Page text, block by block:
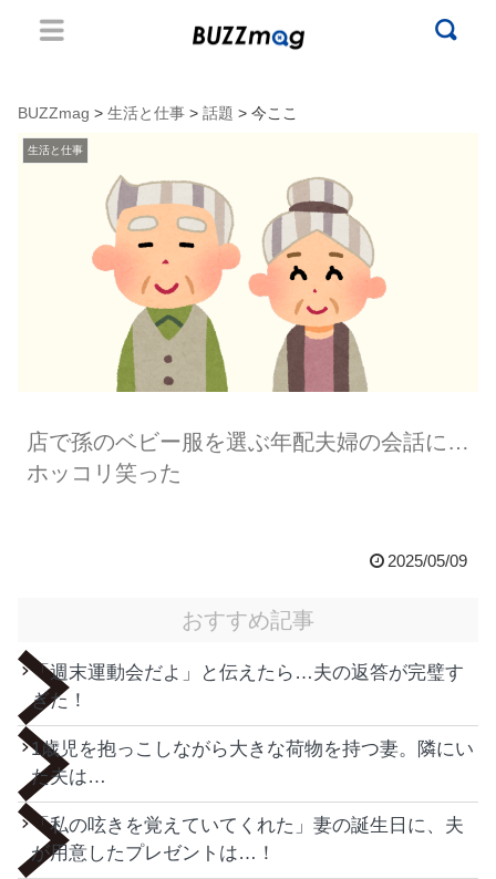
BUZZmag > 生活と仕事 > 話題 > 今ここ
生活と仕事
店で孫のベビー服を選ぶ年配夫婦の会話に…
ホッコリ笑った
2025/05/09
おすすめ記事
「週末運動会だよ」と伝えたら…夫の返答が完璧す
ぎた！
1歳児を抱っこしながら大きな荷物を持つ妻。隣にい
た夫は…
「私の呟きを覚えていてくれた」妻の誕生日に、夫
が用意したプレゼントは…！